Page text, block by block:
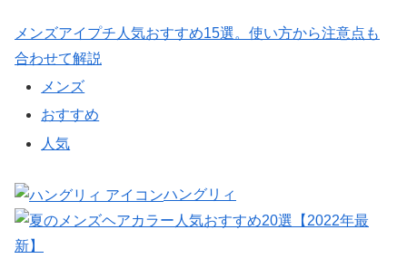
メンズアイプチ人気おすすめ15選。使い方から注意点も
合わせて解説
メンズ
おすすめ
人気
ハングリィ